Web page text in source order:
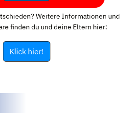
Weitere Informationen und
finden du und deine Eltern hier:
Klick hier!